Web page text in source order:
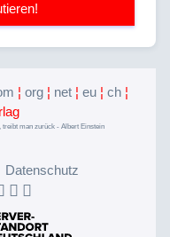
¦ org ¦ net ¦ eu ¦ ch ¦
treibt man zurück - Albert Einstein
Datenschutz